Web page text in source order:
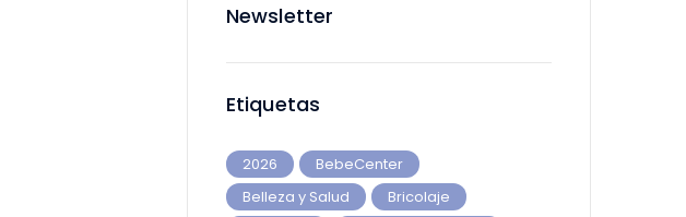
Newsletter
Etiquetas
2026
BebeCenter
Belleza y Salud
Bricolaje